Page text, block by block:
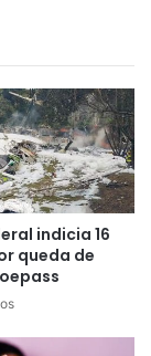
indicia 16
queda de